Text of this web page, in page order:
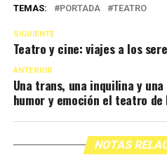
TEMAS: PORTADA TEATRO
SIGUIENTE
Teatro y cine: viajes a los
ANTERIOR
Una trans, una inquilina y
humor y emoción el teatro de
NOTAS